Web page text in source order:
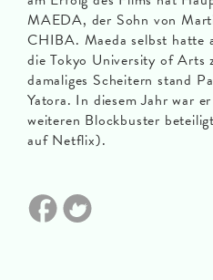
MAEDA, der Sohn von
CHIBA. Maeda selbst hatte
die Tokyo University of Arts
damaliges Scheitern stand
Yatora. In diesem Jahr war
weiteren Blockbuster
auf Netflix).